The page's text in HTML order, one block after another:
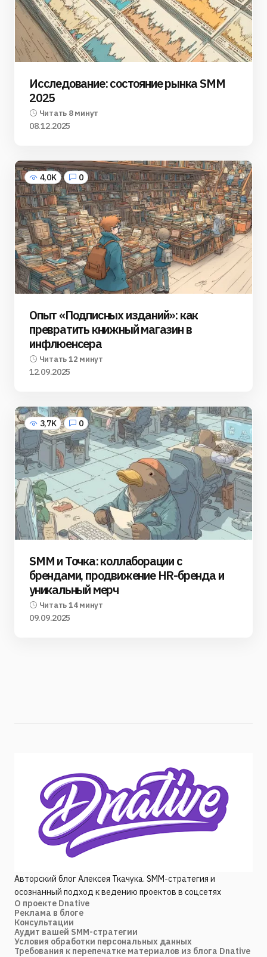
Исследование: состояние рынка SMM
2025
Читать 8 минут
08.12.2025
4,0K 0
Опыт «Подписных изданий»: как
превратить книжный магазин в
инфлюенсера
Читать 12 минут
12.09.2025
3,7K 0
SMM и Точка: коллаборации с
брендами, продвижение HR-бренда и
уникальный мерч
Читать 14 минут
09.09.2025
Авторский блог Алексея Ткачука. SMM-стратегия и
осознанный подход к ведению проектов в соцсетях
О проекте Dnative
Реклама в блоге
Консультации
Аудит вашей SMM-стратегии
Условия обработки персональных данных
Требования к перепечатке материалов из блога Dnative